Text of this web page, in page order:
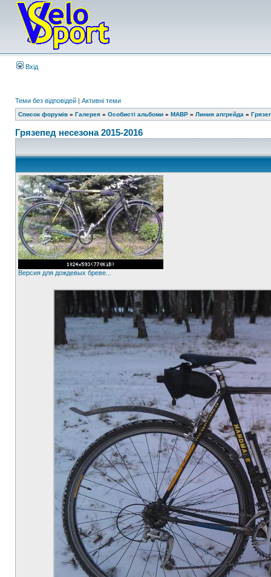
Вхід
Теми без відповідей | Активні теми
Список форумів » Галерея » Особисті альбоми » MABP » Линия апгрейда »
Грязепед несезона 2015-2016
Версия для дождевых бреве...